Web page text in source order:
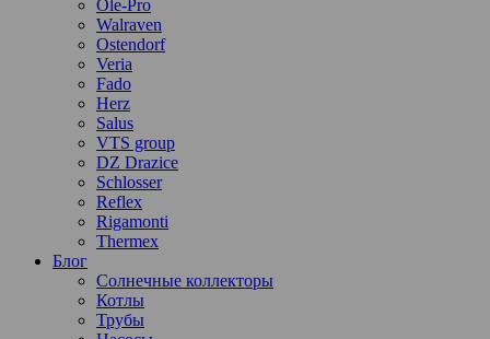
Ole-Pro
Walraven
Ostendorf
Veria
Fado
Herz
Salus
VTS group
DZ Drazice
Schlosser
Reflex
Rigamonti
Thermex
Блог
Солнечные коллекторы
Котлы
Трубы